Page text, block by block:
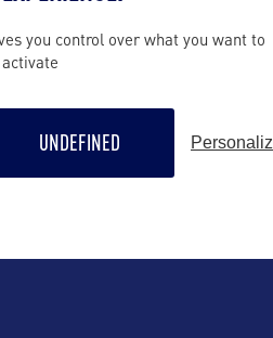
LOIN
you control over what you want to
activate
UNDEFINED